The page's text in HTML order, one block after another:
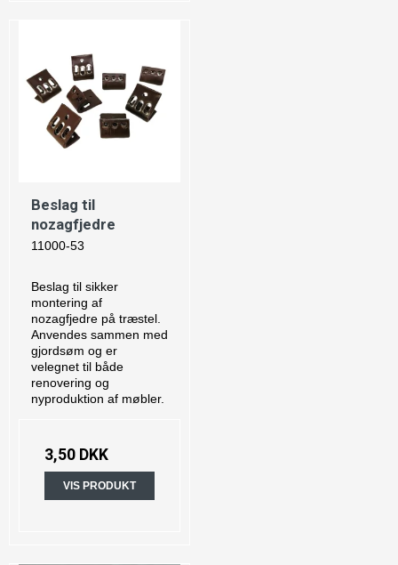
Beslag til
nozagfjedre
11000-53
Beslag til sikker
montering af
nozagfjedre på træstel.
Anvendes sammen med
gjordsøm og er
velegnet til både
renovering og
nyproduktion af møbler.
3,50 DKK
VIS PRODUKT